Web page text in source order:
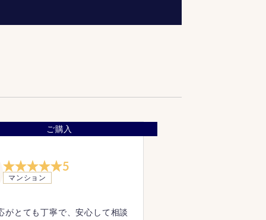
ご購入
5
マンション
がとても丁寧で、安心して相談